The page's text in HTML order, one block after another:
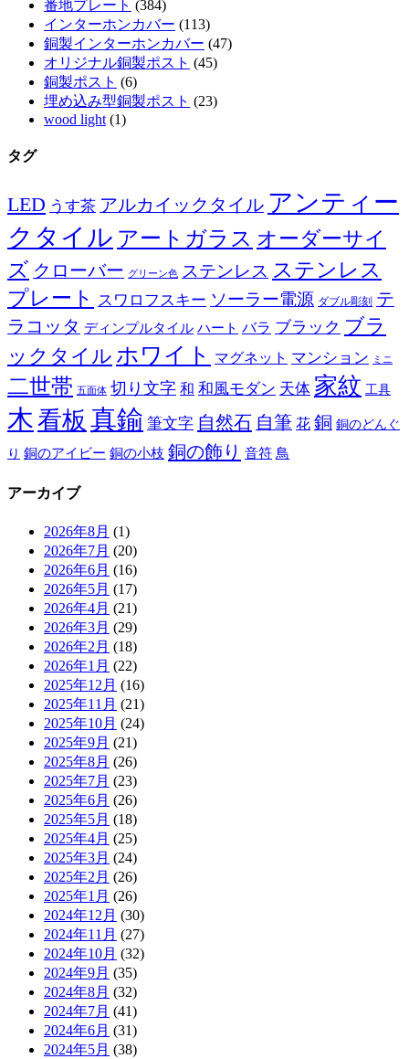
番地プレート (384)
インターホンカバー (113)
銅製インターホンカバー (47)
オリジナル銅製ポスト (45)
銅製ポスト (6)
埋め込み型銅製ポスト (23)
wood light (1)
タグ
LED うす茶 アルカイックタイル アンティー
クタイル アートガラス オーダーサイ
ズ クローバー グリーン色 ステンレス ステンレス
プレート スワロフスキー ソーラー電源 ダブル彫刻 テ
ラコッタ ディンプルタイル ハート バラ ブラック ブラ
ックタイル ホワイト マグネット マンション ミニ
二世帯 五面体 切り文字 和 和風モダン 天体 家紋 工具
木看板 真鍮 筆文字 自然石 自筆 花 銅 銅のどんぐ
り 銅のアイビー 銅の小枝 銅の飾り 音符 鳥
アーカイブ
2026年8月 (1)
2026年7月 (20)
2026年6月 (16)
2026年5月 (17)
2026年4月 (21)
2026年3月 (29)
2026年2月 (18)
2026年1月 (22)
2025年12月 (16)
2025年11月 (21)
2025年10月 (24)
2025年9月 (21)
2025年8月 (26)
2025年7月 (23)
2025年6月 (26)
2025年5月 (18)
2025年4月 (25)
2025年3月 (24)
2025年2月 (26)
2025年1月 (26)
2024年12月 (30)
2024年11月 (27)
2024年10月 (32)
2024年9月 (35)
2024年8月 (32)
2024年7月 (41)
2024年6月 (31)
2024年5月 (38)